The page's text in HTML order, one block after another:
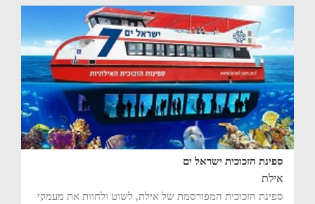
ספינת הזכוכית ישראל ים
אילת
ספינת הזכוכית המפורסמת של אילת, לשוט ולחוות את מעמקי